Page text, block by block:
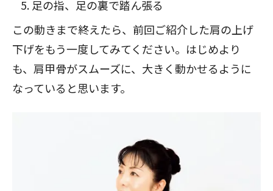
足の指、足の裏で踏ん張る
この動きまで終えたら、前回ご紹介した肩の上げ
下げをもう一度してみてください。はじめより
も、肩甲骨がスムーズに、大きく動かせるように
なっていると思います。